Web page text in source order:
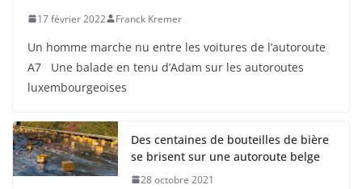
17 février 2022 Franck Kremer
Un homme marche nu entre les voitures de l’autoroute
A7 Une balade en tenu d’Adam sur les autoroutes
luxembourgeoises
Des centaines de bouteilles de bière
se brisent sur une autoroute belge
28 octobre 2021